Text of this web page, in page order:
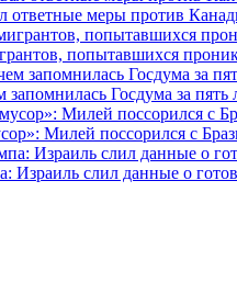
ответные меры против
попытавшихся
Госдума за пять
Милей поссорился с
Израиль слил данные о